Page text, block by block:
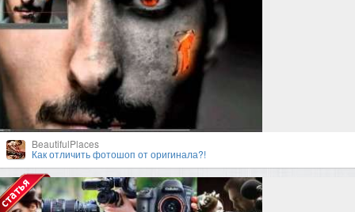
BeautifulPlaces
Как отличить фотошоп от оригинала?!